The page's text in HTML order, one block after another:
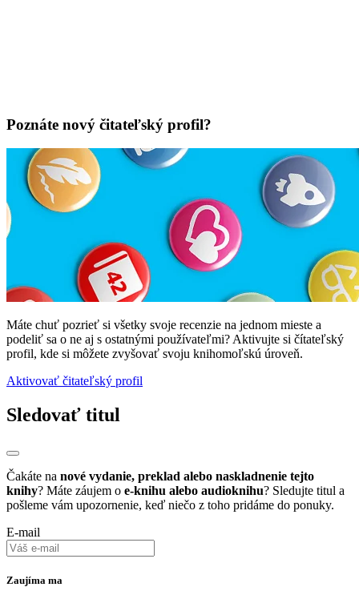
Poznáte nový čitateľský profil?
Máte chuť pozrieť si všetky svoje recenzie na jednom mieste a
podeliť sa o ne aj s ostatnými používateľmi? Aktivujte si čítateľský
profil, kde si môžete zvyšovať svoju knihomoľskú úroveň.
Aktivovať čitateľský profil
Sledovať titul
Čakáte na nové vydanie, preklad alebo naskladnenie tejto
knihy? Máte záujem o e-knihu alebo audioknihu? Sledujte titul a
pošleme vám upozornenie, keď niečo z toho pridáme do ponuky.
E-mail
Zaujíma ma